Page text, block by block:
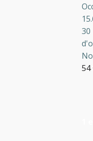
30
54